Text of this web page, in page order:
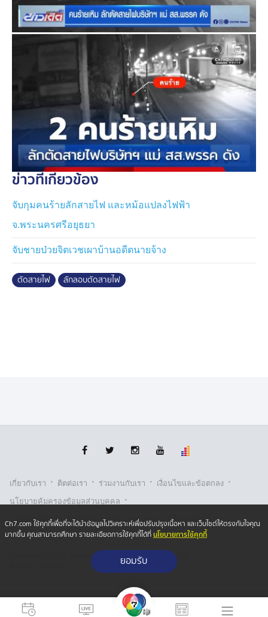
ข่าวที่เกี่ยวข้อง
จับกุมคนร้ายลักสายไฟ และหม้อแปลงไฟฟ้า
จ.พระนครศรีอยุธยา
จับชายป่วยจิตเวชเผาบ้านอดีตนายจ้าง
ตัดสายไฟ ลักลอบตัดสายไฟ
เกี่ยวกับเรา · ติตต่อเรา · ร่วมงานกับเรา · เงื่อนไขและข้อตกลง ·
นโยบายคุ้มครองข้อมูลส่วนบุคคล ·
นโยบายคุ้มครองข้อมูลส่วนบุคคล (ออนไลน์) · นโยบายคุกกี้ ·
รับเรื่องร้องเรียน
Copyright © 2026 Bangkok Broadcasting & T.V. Co.,Ltd.
Ch7.com ใช้คุกกี้เพื่อที่จะได้นำข้อมูลไปวิเคราะห์เพื่อปรับปรุงเนื้อหา และเว็บไซต์ให้ตรงกับใจคุณ
มากขึ้น คุณสามารถศึกษา รายละเอียดการใช้คุกกี้ได้ที่นโยบายการใช้คุกกี้
ยอมรับ